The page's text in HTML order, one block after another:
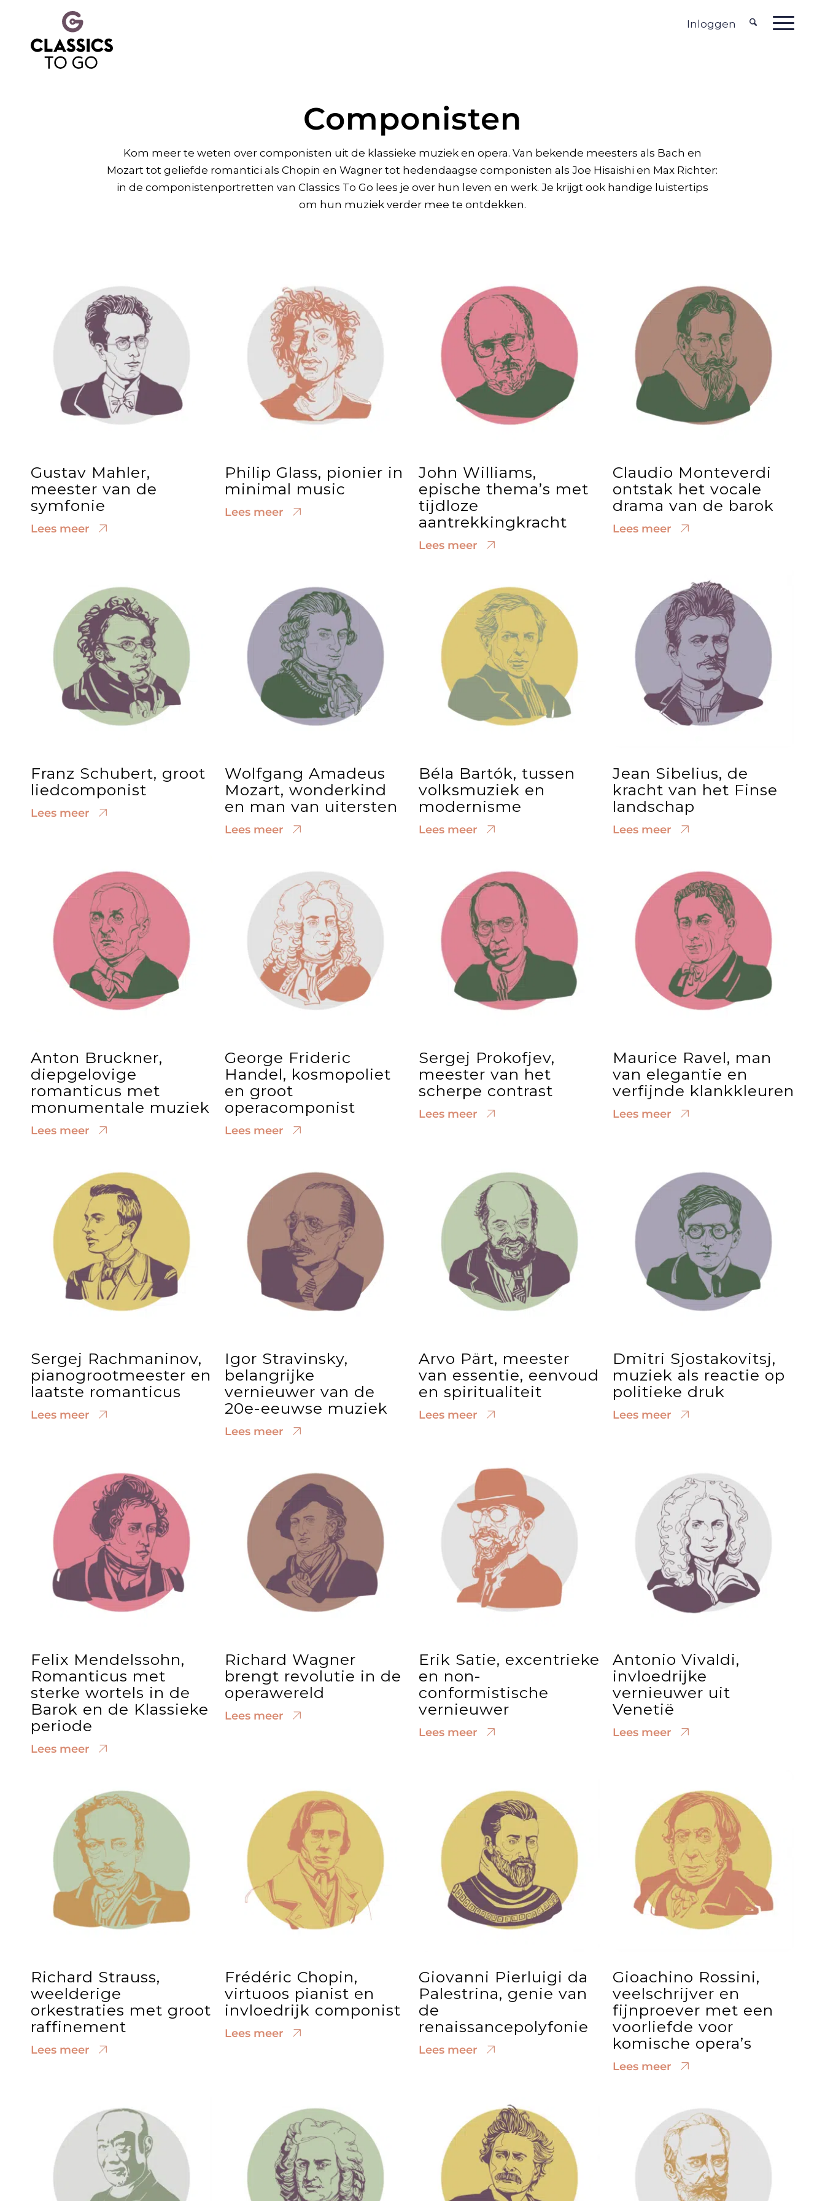
Inloggen
Componisten
Kom meer te weten over componisten uit de klassieke muziek en opera. Van bekende meesters als Bach en
Mozart tot geliefde romantici als Chopin en Wagner tot hedendaagse componisten als Joe Hisaishi en Max Richter:
in de componistenportretten van Classics To Go lees je over hun leven en werk. Je krijgt ook handige luistertips
om hun muziek verder mee te ontdekken.
Gustav Mahler,
meester van de
symfonie
Lees meer
Philip Glass, pionier in
minimal music
Lees meer
John Williams,
epische thema’s met
tijdloze
aantrekkingkracht
Lees meer
Claudio Monteverdi
ontstak het vocale
drama van de barok
Lees meer
Franz Schubert, groot
liedcomponist
Lees meer
Wolfgang Amadeus
Mozart, wonderkind
en man van uitersten
Lees meer
Béla Bartók, tussen
volksmuziek en
modernisme
Lees meer
Jean Sibelius, de
kracht van het Finse
landschap
Lees meer
Anton Bruckner,
diepgelovige
romanticus met
monumentale muziek
Lees meer
George Frideric
Handel, kosmopoliet
en groot
operacomponist
Lees meer
Sergej Prokofjev,
meester van het
scherpe contrast
Lees meer
Maurice Ravel, man
van elegantie en
verfijnde klankkleuren
Lees meer
Sergej Rachmaninov,
pianogrootmeester en
laatste romanticus
Lees meer
Igor Stravinsky,
belangrijke
vernieuwer van de
20e-eeuwse muziek
Lees meer
Arvo Pärt, meester
van essentie, eenvoud
en spiritualiteit
Lees meer
Dmitri Sjostakovitsj,
muziek als reactie op
politieke druk
Lees meer
Felix Mendelssohn,
Romanticus met
sterke wortels in de
Barok en de Klassieke
periode
Lees meer
Richard Wagner
brengt revolutie in de
operawereld
Lees meer
Erik Satie, excentrieke
en non-
conformistische
vernieuwer
Lees meer
Antonio Vivaldi,
invloedrijke
vernieuwer uit
Venetië
Lees meer
Richard Strauss,
weelderige
orkestraties met groot
raffinement
Lees meer
Frédéric Chopin,
virtuoos pianist en
invloedrijk componist
Lees meer
Giovanni Pierluigi da
Palestrina, genie van
de
renaissancepolyfonie
Lees meer
Gioachino Rossini,
veelschrijver en
fijnproever met een
voorliefde voor
komische opera’s
Lees meer